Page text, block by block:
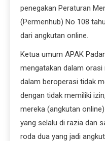
penegakan Peraturan
(Permenhub) No 108
dari angkutan online.
Ketua umum APAK
mengatakan dalam orasi
dalam beroperasi tidak
dengan tidak memiliki
mereka (angkutan
yang selalu di razia dan
roda dua yang jadi